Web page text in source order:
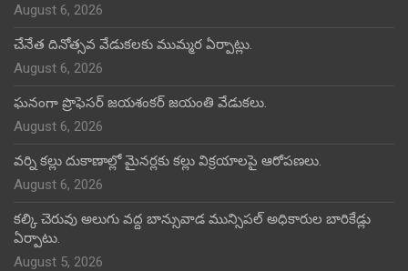
August 6, 2026
చేనేత దినోత్సవ వేడుకలకు ముమ్మర ఏర్పాట్లు.
August 6, 2026
ఘనంగా ప్రొఫెసర్ జయశంకర్ జయంతి వేడుకలు.
August 6, 2026
వర్ని కల్లు దుకాణాల్లో మైనర్లకు కల్లు విక్రయాలపై ఆరోపణలు.
August 6, 2026
కల్కి చెరువు అలుగు వద్ద బాన్సువాడ మున్సిపల్ అధికారుల బారికేడ్లు
ఏర్పాటు.
August 5, 2026